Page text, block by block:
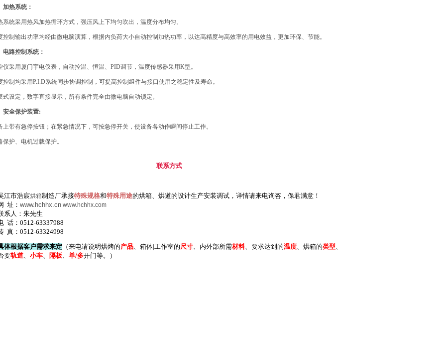
加热系统：
系统采用热风加热循环方式，强压风上下均匀吹出，温度分布均匀。
控制输出功率均经由微电脑演算，根据内负荷大小自动控制加热功率，以达高精度与高效率的用电效益，更加环保、节能。
电路控制系统：
仪采用厦门宇电仪表，自动控温、恒温、 PID调节，温度传感器采用K型。
控制均采用P.I.D系统同步协调控制，可提高控制组件与接口使用之稳定性及寿命。
式设定，数字直接显示，所有条件完全由微电脑自动锁定。
安全保护装置:
上带有急停按钮； 在紧急情况下，可按急停开关，使设备各动作瞬间停止工作。
保护、电机过载保护。
联系方式
江市浩宸烘箱制造厂承接特殊规格和特殊用途的烘箱、烘道的设计生产安装调试，详情请来电询咨，保君满意！
址： www.hchhx.cn www.hchhx.com
系人：朱先生
话： 0512-63337988
真： 0512-63324998
体根据客户需求来定 （来电请说明烘烤的产品、箱体|工作室的尺寸、内外部所需材料、要求达到的温度、烘箱的类型、
要轨道、 小车、 隔板、 单/多开门等。）